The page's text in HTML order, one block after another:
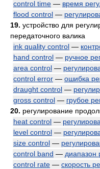
control time — время
flood control —
19. устройство для
передаточного валика
ink quality control —
hand control — ручное
area control —
control error — ошибка
draught control —
gross control — грубое
20. регулирование
heat control —
level control —
size control —
control band — диапазон
control rate — скорость